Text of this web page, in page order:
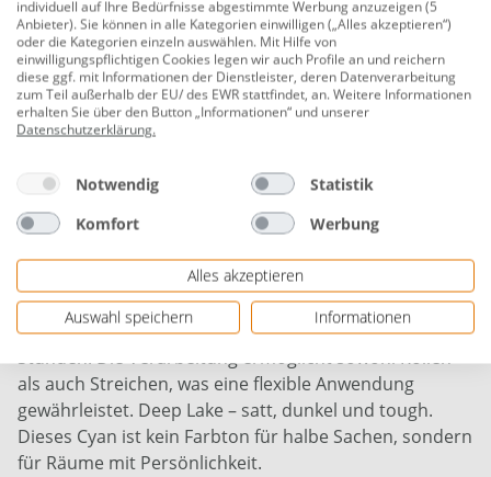
Diese Dispersionsfarbe ist hervorragend für
Innenbereiche geeignet. Sie ist allergikerfreundlich, frei
von Konservierungs- und Lösemitteln, was für ein
gesundes Raumklima sorgt. Sie verwandelt Wände und
durch ihre hohe Scheuerbeständigkeit der Klasse 2
nach DIN EN 13300 und eignet sich somit auch für
stark beanspruchte Bereiche. Eine gute Deckkraft
einmaligem Anstrich. Die Alpina Wandfarbe ist auf
Untergründen wie Beton, Gipskarton und Putz
problemlos zu verarbeiten und trocknet in etwa 6
Stunden. Die Verarbeitung ermöglicht sowohl Rollen
als auch Streichen, was eine flexible Anwendung
gewährleistet. Deep Lake – satt, dunkel und tough.
Dieses Cyan ist kein Farbton für halbe Sachen, sondern
für Räume mit Persönlichkeit.
individuell auf Ihre Bedürfnisse abgestimmte Werbung anzuzeigen (5
Anbieter). Sie können in alle Kategorien einwilligen („Alles akzeptieren“)
oder die Kategorien einzeln auswählen. Mit Hilfe von
einwilligungspflichtigen Cookies legen wir auch Profile an und reichern
diese ggf. mit Informationen der Dienstleister, deren Datenverarbeitung
zum Teil außerhalb der EU/ des EWR stattfindet, an. Weitere Informationen
erhalten Sie über den Button „Informationen“ und unserer
Datenschutzerklärung.
Notwendig
Statistik
Komfort
Werbung
Alles akzeptieren
Auswahl speichern
Informationen